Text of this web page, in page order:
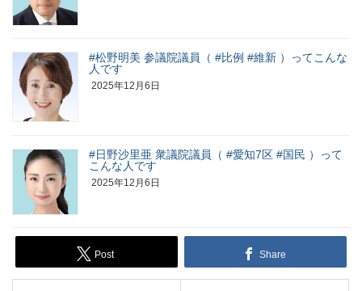
#松野明美 参議院議員（ #比例 #維新 ）ってこんな
人です
2025年12月6日
#日野沙里亜 衆議院議員（ #愛知7区 #国民 ）って
こんな人です
2025年12月6日
Post Share